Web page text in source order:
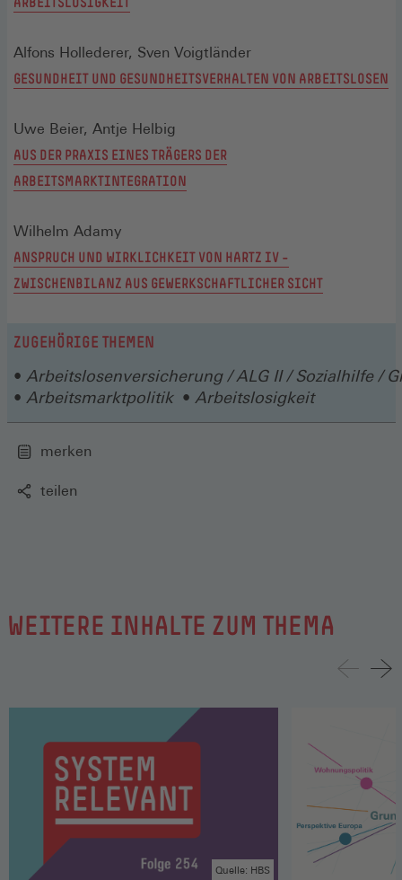
Alfons Hollederer, Sven Voigtländer
GESUNDHEIT UND GESUNDHEITSVERHALTEN VON ARBEITSLOSEN
Uwe Beier, Antje Helbig
AUS DER PRAXIS EINES TRÄGERS DER
ARBEITSMARKTINTEGRATION
Wilhelm Adamy
ANSPRUCH UND WIRKLICHKEIT VON HARTZ IV –
ZWISCHENBILANZ AUS GEWERKSCHAFTLICHER SICHT
ZUGEHÖRIGE THEMEN
Arbeitslosenversicherung / ALG II / Sozialhilfe /
Arbeitsmarktpolitik
Arbeitslosigkeit
merken
teilen
WEITERE INHALTE ZUM THEMA
Quelle: HBS